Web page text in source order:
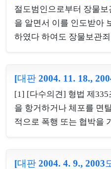
지 알 필요는 없으며, 범
범인임을 자처하고 허위
포와 발견에...
과적가중범이다. 나. 고의
경우에 무겁게 벌하는 구
는 경우에는 당연히 무겁
로 처벌할 수 있도록 하여
통하여 고의로 중한 결과
가중범의 경우에 그 중한
해당한다면 이는 결...
절도범인으로부터 장물
을 알면서 이를 인도받아
하였다 하여도 장물보관
로 횡령죄가 성립하지 않
[대판 2004. 11. 18.,
[1] [다수의견] 형법 제
을 항거하거나 체포를 면
적으로 폭행 또는 협박을
순서상 전후의 차이가 있
[대판 2004. 4. 9., 2003